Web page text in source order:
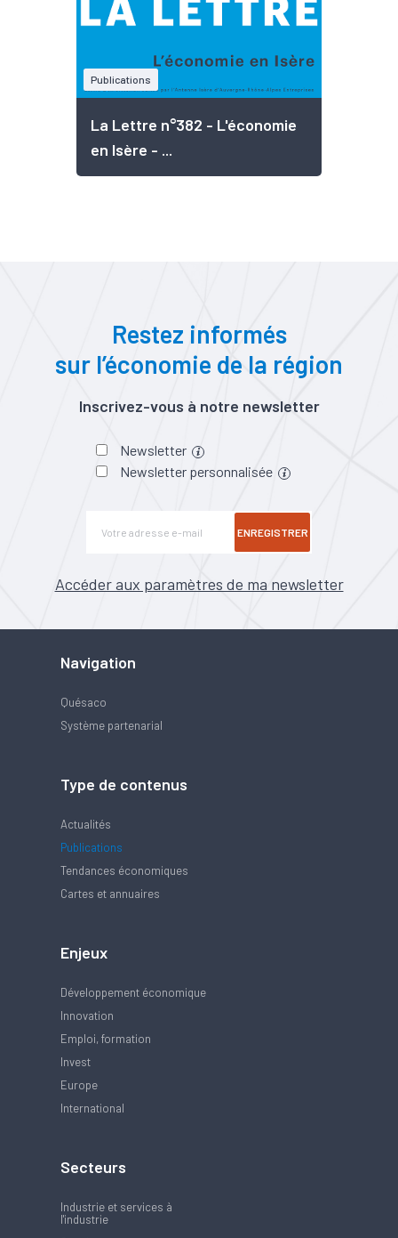
Publications
La Lettre n°382 - L'économie
en Isère - ...
Restez informés
sur l’économie de la région
Inscrivez-vous à notre newsletter
Newsletter
Newsletter personnalisée
ENREGISTRER
Accéder aux paramètres de ma newsletter
Navigation
Quésaco
Système partenarial
Type de contenus
Actualités
Publications
Tendances économiques
Cartes et annuaires
Enjeux
Développement économique
Innovation
Emploi, formation
Invest
Europe
International
Secteurs
Industrie et services à
l'industrie